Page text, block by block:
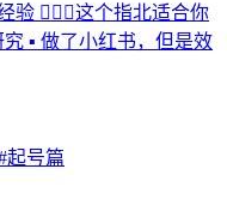
验 🤹🏻‍♀️这个指北适合你
▪︎ 做了小红书，但是效
起号篇